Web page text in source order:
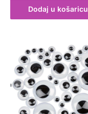
Dodaj u košaricu